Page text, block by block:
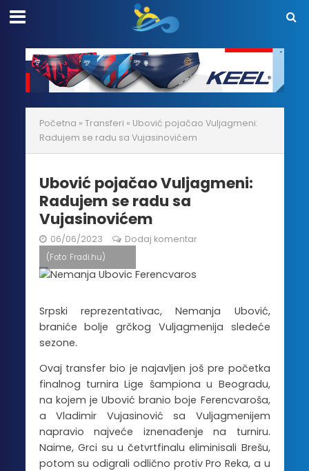
Početna » Transferi » Ubović pojačao Vuljagmeni:
Radujem se radu sa Vujasinovićem
Ubović pojačao Vuljagmeni:
Radujem se radu sa
Vujasinovićem
06/06/2023 Dodaj komentar
(Foto: Fradi.hu)
Srpski reprezentativac, Nemanja Ubović,
braniće bolje grčkog Vuljagmenija sledeće
sezone.
Ovaj transfer bio je najavljen još pre početka
finalnog turnira Lige šampiona u Beogradu,
na kojem je Ubović branio boje Ferencvaroša,
a Vladimir Vujasinović sa Vuljagmenijem
napravio najveće iznenađenje na turniru.
Naime, Grci su u četvrtfinalu eliminisali Brešu,
potom su odigrali odlično protiv Pro Reka, a u